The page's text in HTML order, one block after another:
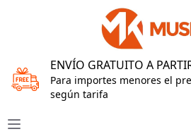
ENVÍO GRATUITO A
Para importes menores el
según tarifa